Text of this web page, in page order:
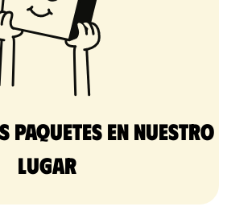
paquetes en nuestro
lugar